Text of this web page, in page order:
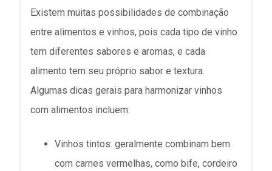
Existem muitas possibilidades de combinação
entre alimentos e vinhos, pois cada tipo de vinho
tem diferentes sabores e aromas, e cada
alimento tem seu próprio sabor e textura.
Algumas dicas gerais para harmonizar vinhos
com alimentos incluem:
Vinhos tintos: geralmente combinam bem
com carnes vermelhas, como bife, cordeiro